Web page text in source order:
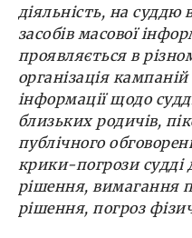
діяльність, на
засобів масової
проявляється в
організація
інформації щодо
близьких родичів,
публічного
крики-погрози судді
рішення, вимагання
рішення, погроз